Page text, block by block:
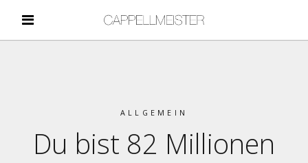
ALLGEMEIN
Du bist 82 Millionen